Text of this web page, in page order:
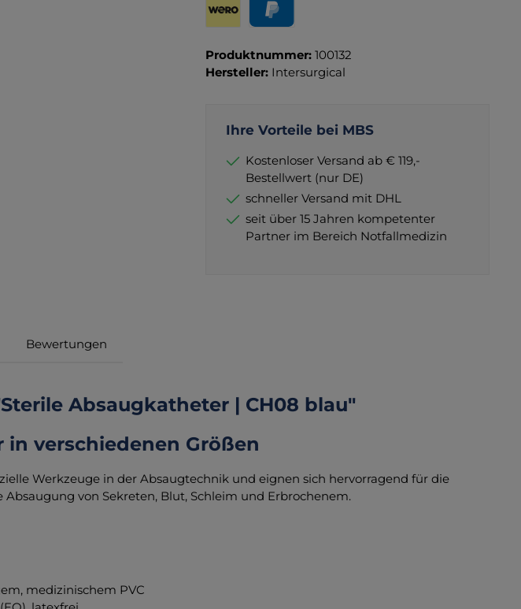
Produktnummer: 100132
Hersteller: Intersurgical
Ihre Vorteile bei MBS
Kostenloser Versand ab € 119,-
Bestellwert (nur DE)
schneller Versand mit DHL
seit über 15 Jahren kompetenter
Partner im Bereich Notfallmedizin
Bewertungen
Absaugkatheter | CH08 blau"
verschiedenen Größen
Werkzeuge in der Absaugtechnik und eignen sich hervorragend für die
von Sekreten, Blut, Schleim und Erbrochenem.
medizinischem PVC